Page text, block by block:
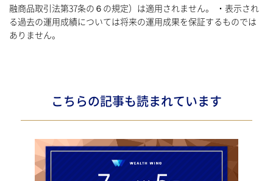
融商品取引法第37条の６の規定）は適用されません。 ・表示され
る過去の運用成績については将来の運用成果を保証するものでは
ありません。
こちらの記事も読まれています